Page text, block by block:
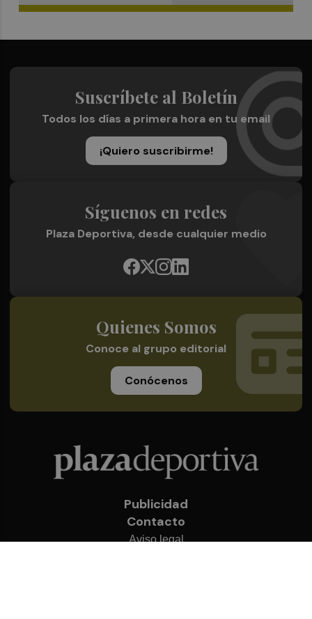
Suscríbete al Boletín
Todos los días a primera hora en tu email
¡Quiero suscribirme!
Síguenos en redes
Plaza Deportiva, desde cualquier medio
Quienes Somos
Conoce al grupo editorial
Conócenos
Publicidad
Contacto
Aviso legal